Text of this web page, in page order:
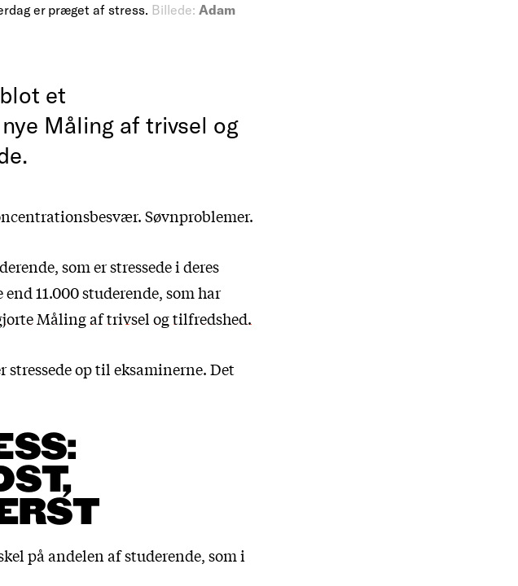
er præget af stress. Billede: Adam
et
Måling af trivsel og
Søvnproblemer.
som er stressede i deres
11.000 studerende, som har
Måling af trivsel og tilfredshed.
stressede op til eksaminerne. Det
på andelen af studerende, som i